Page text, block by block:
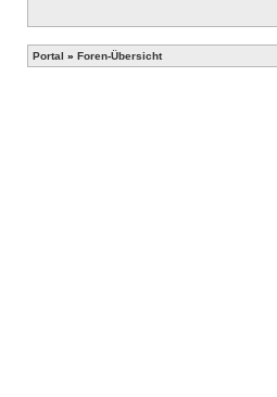
Portal » Foren-Übersicht